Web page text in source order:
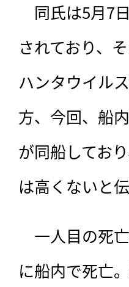
同氏は5月7
されており、
ハンタウイル
方、今回、船
が同船してお
は高くないと伝
一人目の死
に船内で死亡